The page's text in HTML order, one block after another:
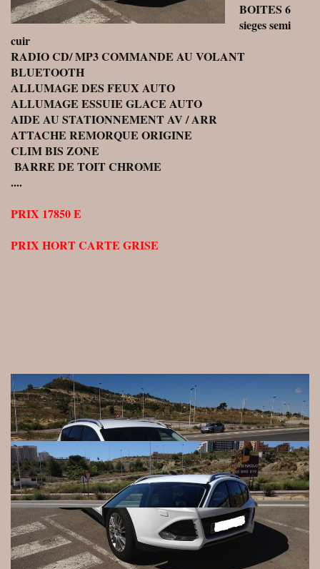
BOITES 6
sieges semi
cuir
RADIO CD/ MP3 COMMANDE AU VOLANT
BLUETOOTH
ALLUMAGE DES FEUX AUTO
ALLUMAGE ESSUIE GLACE AUTO
AIDE AU STATIONNEMENT AV / ARR
ATTACHE REMORQUE ORIGINE
CLIM BIS ZONE
BARRE DE TOIT CHROME
....
PRIX 17850 E
PRIX HORT CARTE GRISE